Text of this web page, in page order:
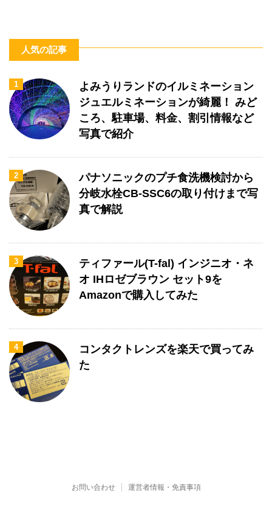
人気の記事
1
よみうりランドのイルミネーション
ジュエルミネーションが綺麗！ みど
ころ、駐車場、料金、割引情報など
写真で紹介
2
パナソニックのプチ食洗機検討から
分岐水栓CB-SSC6の取り付けまで写
真で解説
3
ティファール(T-fal) インジニオ・ネ
オ IHロゼブラウン セット9を
Amazonで購入してみた
4
コンタクトレンズを楽天で買ってみ
た
お問い合わせ 運営者情報・免責事項